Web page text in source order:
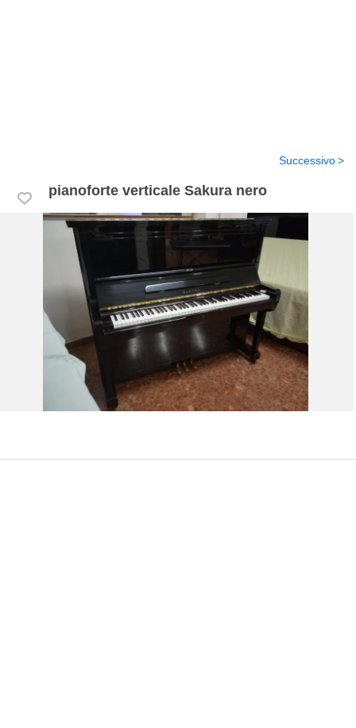
pianoforte verticale Sakura nero
Successivo